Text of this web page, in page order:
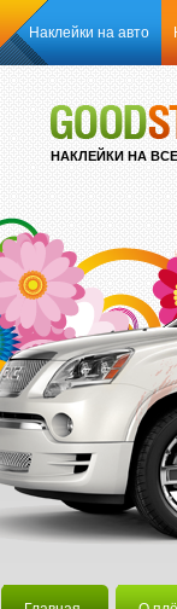
Наклейки на авто
НАКЛЕЙКИ НА